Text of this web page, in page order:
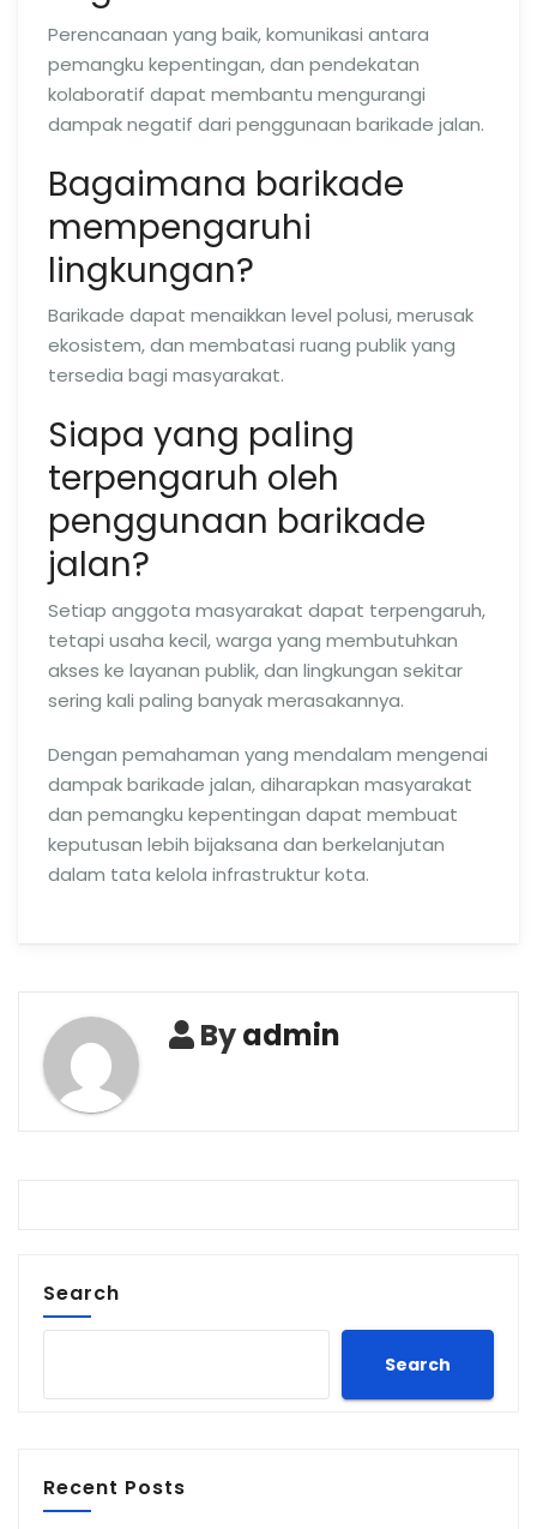
Perencanaan yang baik, komunikasi antara
pemangku kepentingan, dan pendekatan
kolaboratif dapat membantu mengurangi
dampak negatif dari penggunaan barikade jalan.
Bagaimana barikade
mempengaruhi
lingkungan?
Barikade dapat menaikkan level polusi, merusak
ekosistem, dan membatasi ruang publik yang
tersedia bagi masyarakat.
Siapa yang paling
terpengaruh oleh
penggunaan barikade
jalan?
Setiap anggota masyarakat dapat terpengaruh,
tetapi usaha kecil, warga yang membutuhkan
akses ke layanan publik, dan lingkungan sekitar
sering kali paling banyak merasakannya.
Dengan pemahaman yang mendalam mengenai
dampak barikade jalan, diharapkan masyarakat
dan pemangku kepentingan dapat membuat
keputusan lebih bijaksana dan berkelanjutan
dalam tata kelola infrastruktur kota.
Byadmin
Search
Search
Recent Posts